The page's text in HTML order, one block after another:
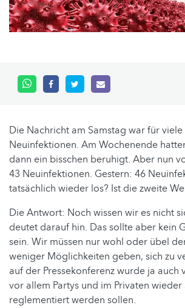
Die Nachricht am Samstag war für
Neuinfektionen. Am Wochenende
dann ein bisschen beruhigt. Aber nun
43 Neuinfektionen. Gestern: 46
tatsächlich wieder los? Ist die zweite
Die Antwort: Noch wissen wir es nicht
deutet darauf hin. Das sollte aber kein
sein. Wir müssen nur wohl oder übel
weniger Möglichkeiten geben, sich zu
auf der Pressekonferenz wurde ja auch
vor allem Partys und im Privaten
reglementiert werden sollen.